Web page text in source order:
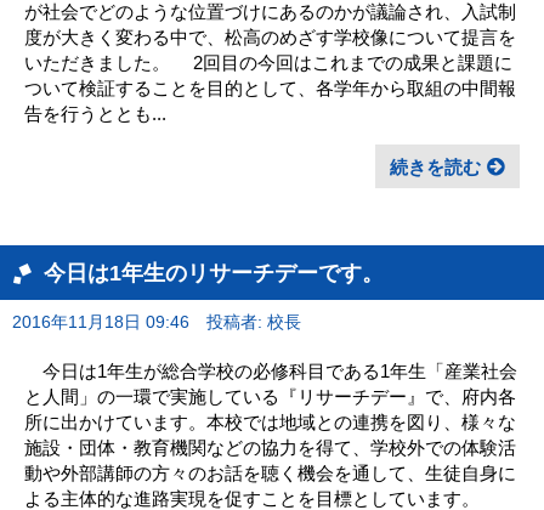
が社会でどのような位置づけにあるのかが議論され、入試制
度が大きく変わる中で、松高のめざす学校像について提言を
いただきました。 2回目の今回はこれまでの成果と課題に
ついて検証することを目的として、各学年から取組の中間報
告を行うととも...
続きを読む
今日は1年生のリサーチデーです。
2016年11月18日 09:46 投稿者: 校長
今日は1年生が総合学校の必修科目である1年生「産業社会
と人間」の一環で実施している『リサーチデー』で、府内各
所に出かけています。本校では地域との連携を図り、様々な
施設・団体・教育機関などの協力を得て、学校外での体験活
動や外部講師の方々のお話を聴く機会を通して、生徒自身に
よる主体的な進路実現を促すことを目標としています。